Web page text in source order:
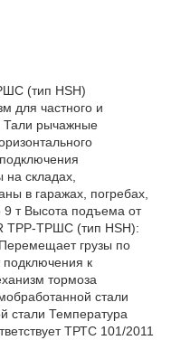
(тип HSH)
для частного и
Тали рычажные
на складах,
в гаражах, погребах,
т Высота подъема от
ТРР-ТРШС (тип HSH):
грузы по
подключения к
тормоза
стали
стали Температура
ТРТС 101/2011